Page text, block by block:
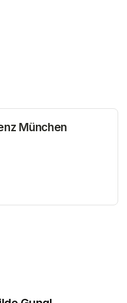
München